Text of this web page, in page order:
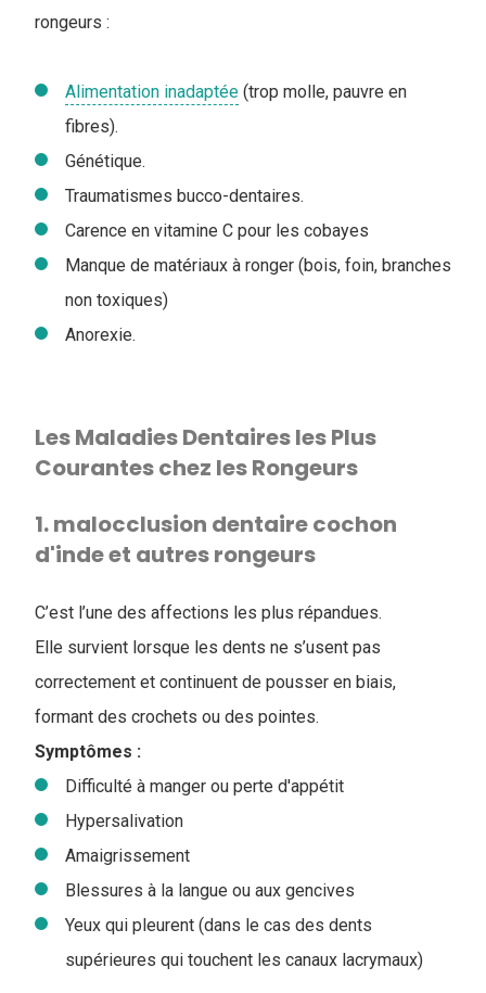
rongeurs :
Alimentation inadaptée (trop molle, pauvre en
fibres).
Génétique.
Traumatismes bucco-dentaires.
Carence en vitamine C pour les cobayes
Manque de matériaux à ronger (bois, foin, branches
non toxiques)
Anorexie.
Les Maladies Dentaires les Plus
Courantes chez les Rongeurs
1. malocclusion dentaire cochon
d'inde et autres rongeurs
C’est l’une des affections les plus répandues.
Elle survient lorsque les dents ne s’usent pas
correctement et continuent de pousser en biais,
formant des crochets ou des pointes.
Symptômes :
Difficulté à manger ou perte d'appétit
Hypersalivation
Amaigrissement
Blessures à la langue ou aux gencives
Yeux qui pleurent (dans le cas des dents
supérieures qui touchent les canaux lacrymaux)